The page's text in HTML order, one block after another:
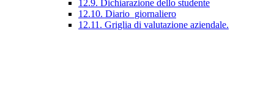
12.9. Dichiarazione dello studente
12.10. Diario_giornaliero
12.11. Griglia di valutazione aziendale.